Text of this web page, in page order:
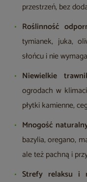
przestrzeń, bez
Roślinność
tymianek, juka,
słońcu i nie
Niewielkie
ogrodach w
płytki kamienne,
Mnogość
bazylia, oregano,
ale też pachną i
Strefy relaksu i